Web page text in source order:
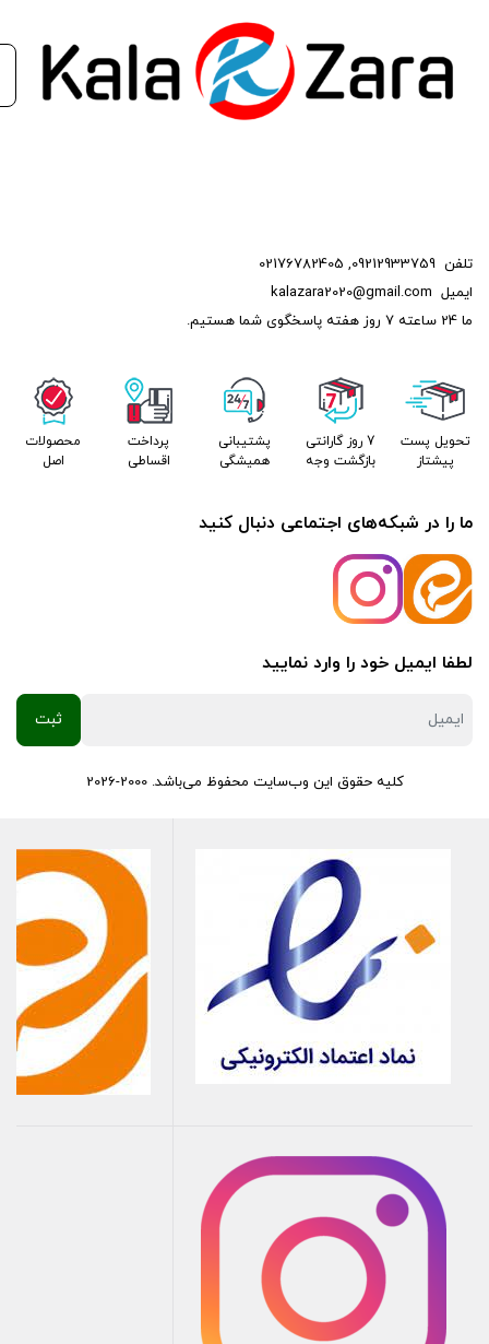
تلفن 09212933759
,
02176782405
ایمیل kalazara2020@gmail.com
ما 24 ساعته 7 روز هفته پاسخگوی شما هستیم.
تحویل پست
پیشتاز
7 روز گارانتی
بازگشت وجه
پشتیبانی
همیشگی
پرداخت
اقساطی
محصولات
اصل
ما را در شبکه‌های اجتماعی دنبال کنید
لطفا ایمیل خود را وارد نمایید
کلیه حقوق این وب‌سایت محفوظ می‌باشد. 2000-2026